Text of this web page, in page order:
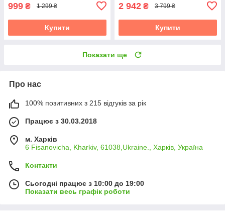
999 ₴ 1 299 ₴
Купити
2 942 ₴ 3 799 ₴
Купити
Показати ще
Про нас
100% позитивних з 215 відгуків за рік
Працює з 30.03.2018
м. Харків
6 Fisanovicha, Kharkiv, 61038,Ukraine., Харків, Україна
Контакти
Сьогодні працює з 10:00 до 19:00
Показати весь графік роботи